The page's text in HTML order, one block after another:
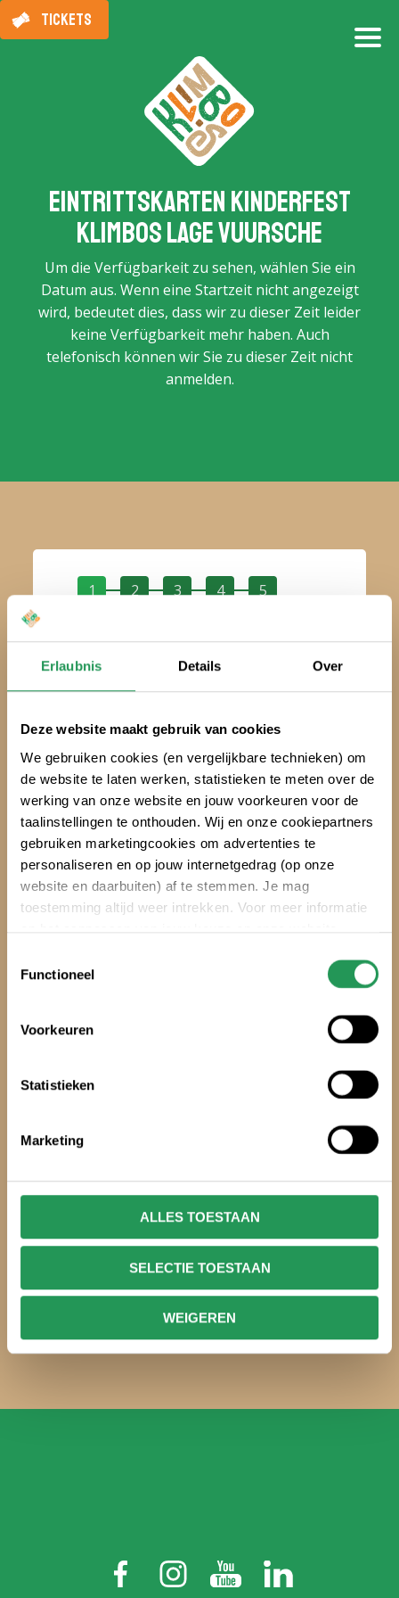
Erlaubnis Details Over
Deze website maakt gebruik van cookies
We gebruiken cookies (en vergelijkbare technieken) om
de website te laten werken, statistieken te meten over de
werking van onze website en jouw voorkeuren voor de
taalinstellingen te onthouden. Wij en onze cookiepartners
gebruiken marketingcookies om advertenties te
personaliseren en op jouw internetgedrag (op onze
website en daarbuiten) af te stemmen. Je mag
toestemming altijd weer intrekken. Voor meer informatie
Functioneel
Voorkeuren
Statistieken
Marketing
ALLES TOESTAAN
SELECTIE TOESTAAN
WEIGEREN
TICKETS
Eintrittskarten Kinderfest
Klimbos Lage Vuursche
Um die Verfügbarkeit zu sehen, wählen Sie ein
Datum aus. Wenn eine Startzeit nicht angezeigt
wird, bedeutet dies, dass wir zu dieser Zeit leider
keine Verfügbarkeit mehr haben. Auch
telefonisch können wir Sie zu dieser Zeit nicht
anmelden.
1 2 3 4 5
Klimtickets
Klimtickets
Kinderfeest